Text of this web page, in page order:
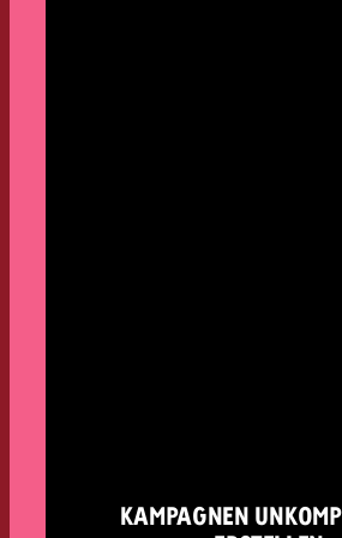
KAMPAGNEN